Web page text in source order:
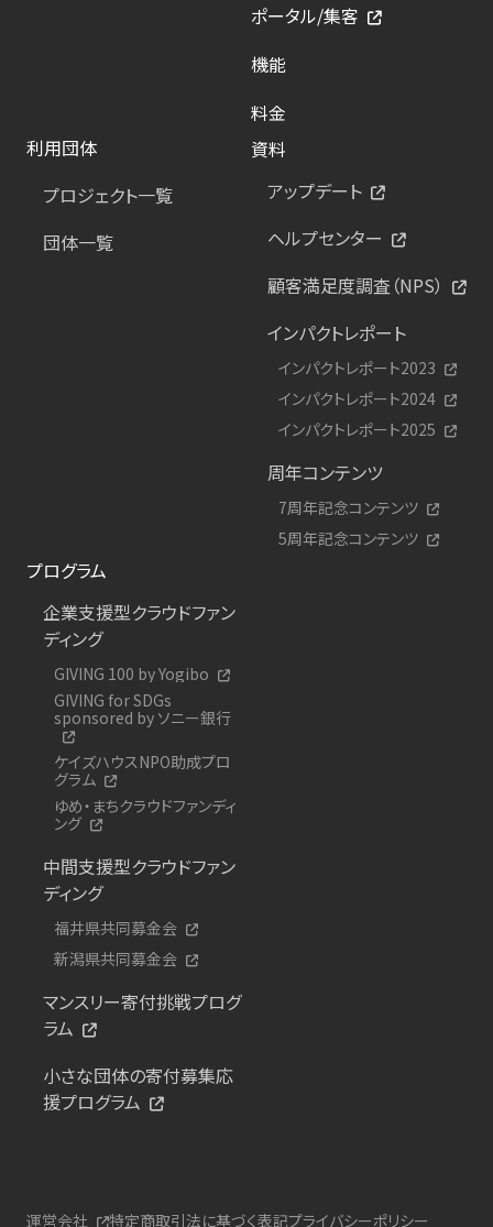
ポータル/集客
機能
料金
利用団体
プロジェクト一覧
団体一覧
資料
アップデート
ヘルプセンター
顧客満足度調査（NPS）
インパクトレポート
インパクトレポート2023
インパクトレポート2024
インパクトレポート2025
周年コンテンツ
7周年記念コンテンツ
5周年記念コンテンツ
プログラム
企業支援型クラウドファン
ディング
GIVING 100 by Yogibo
GIVING for SDGs
sponsored by ソニー銀行
ケイズハウスNPO助成プロ
グラム
ゆめ・まちクラウドファンディ
ング
中間支援型クラウドファン
ディング
福井県共同募金会
新潟県共同募金会
マンスリー寄付挑戦プログ
ラム
小さな団体の寄付募集応
援プログラム
運営会社 特定商取引法に基づく表記プライバシーポリシー